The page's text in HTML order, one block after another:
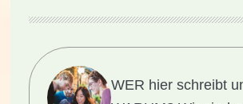
WER hier schreibt